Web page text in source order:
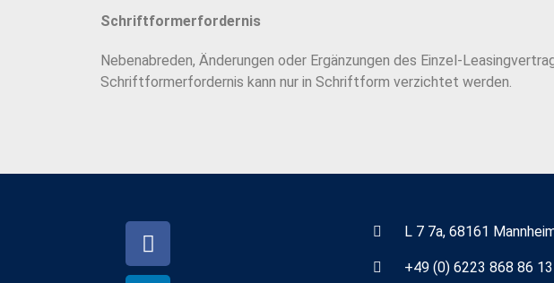
Schriftformerfordernis
Nebenabreden, Änderungen oder Ergänzungen des Einzel-
Schriftformerfordernis kann nur in Schriftform verzichtet werden.
L 7 7a, 68161
+49 (0) 6223 868 86 13